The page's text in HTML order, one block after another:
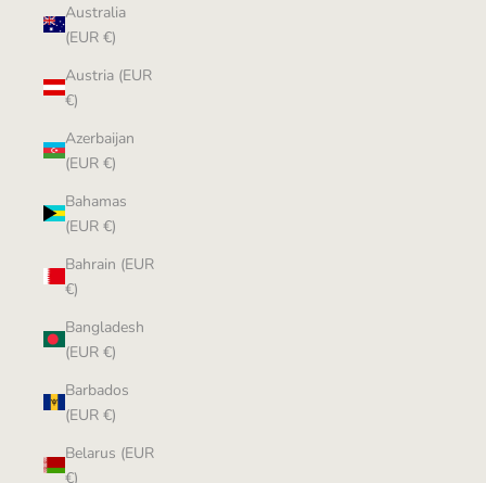
Australia
(EUR €)
Austria (EUR
€)
Azerbaijan
(EUR €)
Bahamas
(EUR €)
Bahrain (EUR
€)
Bangladesh
(EUR €)
Barbados
(EUR €)
Belarus (EUR
€)